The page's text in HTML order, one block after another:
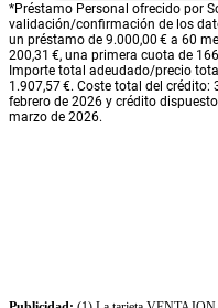
*Préstamo Personal ofrecido por
validación/confirmación de los
un préstamo de 9.000,00 € a 60
200,31 €, una primera cuota de
Importe total adeudado/precio
1.907,57 €. Coste total del
febrero de 2026 y crédito
marzo de 2026.